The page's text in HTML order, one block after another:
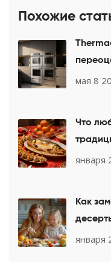
Похожие
разбор
мая 8
Что
года
января
Как
января